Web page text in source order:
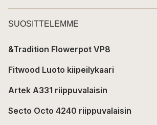
SUOSITTELEMME
&Tradition Flowerpot VP8
Fitwood Luoto kiipeilykaari
Artek A331 riippuvalaisin
Secto Octo 4240 riippuvalaisin